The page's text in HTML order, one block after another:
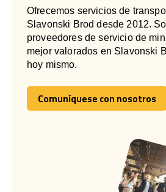
Ofrecemos servicios de
Slavonski Brod desde 2012.
proveedores de servicio de
mejor valorados en Slavonski
hoy mismo.
Comuníquese con nosotros
Comuníquese con nosotros